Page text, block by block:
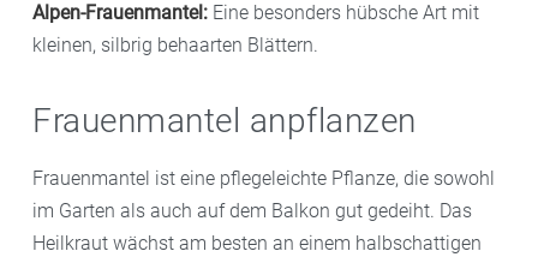
Alpen-Frauenmantel: Eine besonders hübsche Art mit
kleinen, silbrig behaarten Blättern.
Frauenmantel anpflanzen
Frauenmantel ist eine pflegeleichte Pflanze, die sowohl
im Garten als auch auf dem Balkon gut gedeiht. Das
Heilkraut wächst am besten an einem halbschattigen